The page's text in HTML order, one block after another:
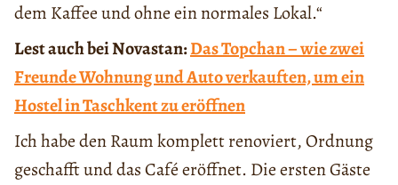
dem Kaffee und ohne ein normales Lokal.“
Lest auch bei Novastan:Das Topchan – wie zwei
Freunde Wohnung und Auto verkauften, um ein
Hostel in Taschkent zu eröffnen
Ich habe den Raum komplett renoviert, Ordnung
geschafft und das Café eröffnet. Die ersten Gäste